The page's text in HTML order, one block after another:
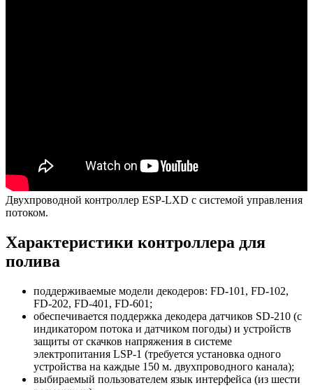
Двухпроводной контроллер ESP-LXD с системой управления
потоком.
Характеристики контроллера для
полива
поддерживаемые модели декодеров: FD-101, FD-102,
FD-202, FD-401, FD-601;
обеспечивается поддержка декодера датчиков SD-210 (с
индикатором потока и датчиком погоды) и устройств
защиты от скачков напряжения в системе
электропитания LSP-1 (требуется установка одного
устройства на каждые 150 м. двухпроводного канала);
выбираемый пользователем язык интерфейса (из шести